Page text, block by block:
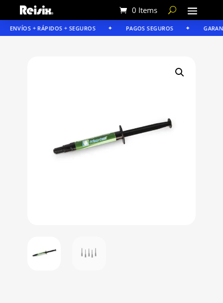
0 Items
ENVÍOS + RÁPIDOS + SEGUROS PAGOS SEGUROS